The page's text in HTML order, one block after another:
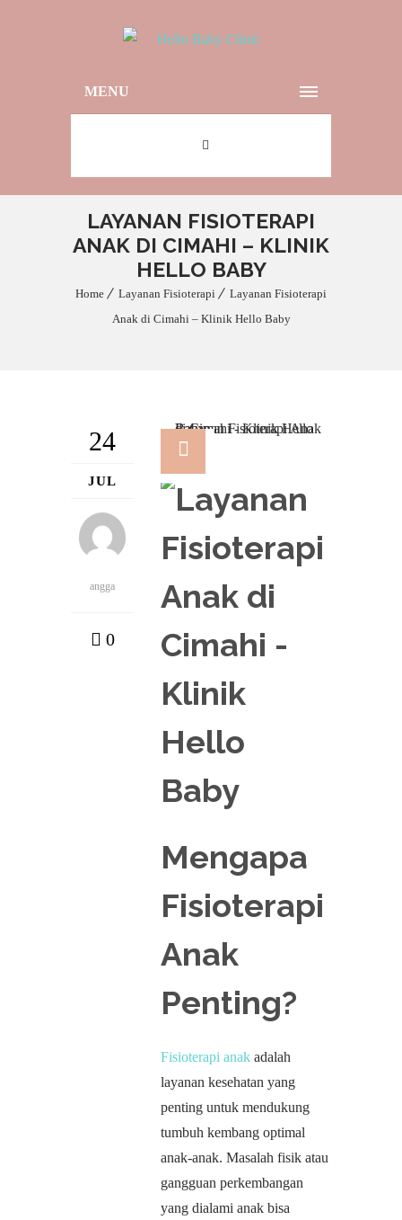
MENU
LAYANAN FISIOTERAPI
ANAK DI CIMAHI – KLINIK
HELLO BABY
Home Layanan Fisioterapi
Layanan Fisioterapi
Anak di Cimahi – Klinik Hello Baby
24
JUL
angga
0
Mengapa
Fisioterapi
Anak
Penting?
Fisioterapi anak adalah
layanan kesehatan yang
penting untuk mendukung
tumbuh kembang optimal
anak-anak. Masalah fisik atau
gangguan perkembangan
yang dialami anak bisa